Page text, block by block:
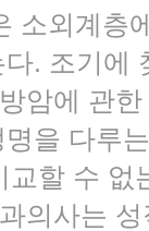
소외계층
. 조기에
암에 관
을 다루
할 수
의사는